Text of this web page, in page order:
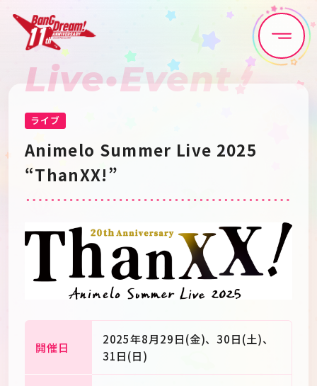
Home News
Live•Event
Artist
Schedule About
Live•Event
ライブ
Animelo Summer Live 2025
“ThanXX!”
開催日
2025年8月29日(金)、30日(土)、
31日(日)